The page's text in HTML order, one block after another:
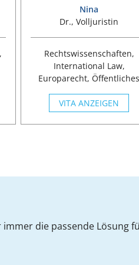
Nina
Dr., Volljuristin
Rechtswissenschaften,
International Law,
Europarecht, Öffentliches
VITA ANZEIGEN
die passende Lösung